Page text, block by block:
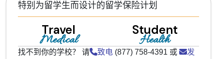
特别为留学生而设计的留学保险计划
Travel
Medical
Student
Health
找不到你的学校？ 请 致电 (877) 758-4391 或
发